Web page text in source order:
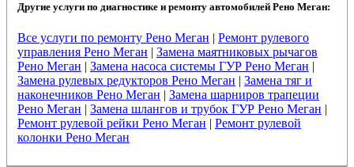
Другие услуги по диагностике и ремонту автомобилей Рено Меган:
Все услуги по ремонту Рено Меган | Ремонт рулевого
управления Рено Меган | Замена маятниковых рычагов
Рено Меган | Замена насоса системы ГУР Рено Меган |
Замена рулевых редукторов Рено Меган | Замена тяг и
наконечников Рено Меган | Замена шарниров трапеции
Рено Меган | Замена шлангов и трубок ГУР Рено Меган |
Ремонт рулевой рейки Рено Меган | Ремонт рулевой
колонки Рено Меган